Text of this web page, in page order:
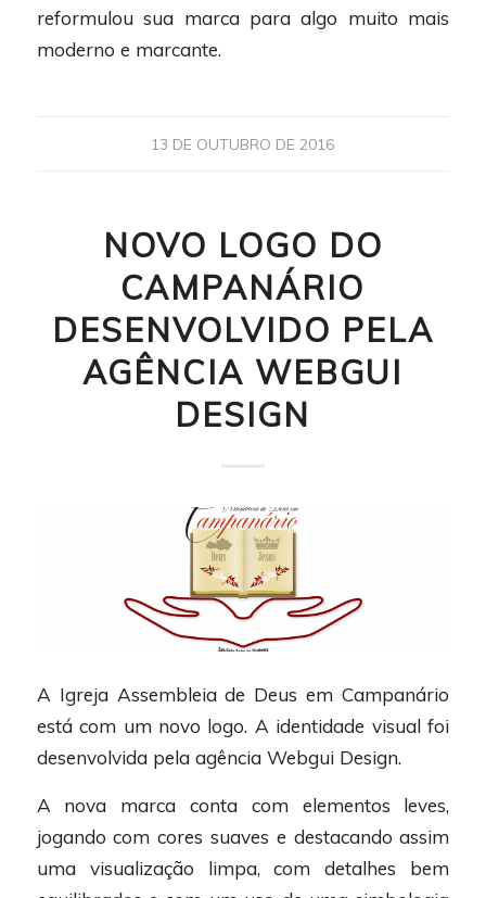
reformulou sua marca para algo muito mais
moderno e marcante.
13 DE OUTUBRO DE 2016
NOVO LOGO DO
CAMPANÁRIO
DESENVOLVIDO PELA
AGÊNCIA WEBGUI
DESIGN
A Igreja Assembleia de Deus em Campanário
está com um novo logo. A identidade visual foi
desenvolvida pela agência Webgui Design.
A nova marca conta com elementos leves,
jogando com cores suaves e destacando assim
uma visualização limpa, com detalhes bem